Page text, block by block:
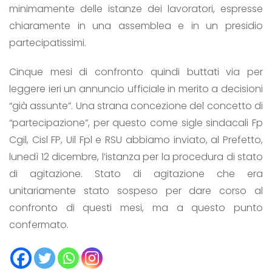
minimamente delle istanze dei lavoratori, espresse
chiaramente in una assemblea e in un presidio
partecipatissimi.
Cinque mesi di confronto quindi buttati via per
leggere ieri un annuncio ufficiale in merito a decisioni
“già assunte”. Una strana concezione del concetto di
“partecipazione”, per questo come sigle sindacali Fp
Cgil, Cisl FP, Uil Fpl e RSU abbiamo inviato, al Prefetto,
lunedì 12 dicembre, l’istanza per la procedura di stato
di agitazione. Stato di agitazione che era
unitariamente stato sospeso per dare corso al
confronto di questi mesi, ma a questo punto
confermato.